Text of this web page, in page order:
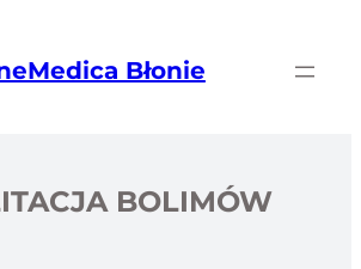
Błonie
BOLIMÓW